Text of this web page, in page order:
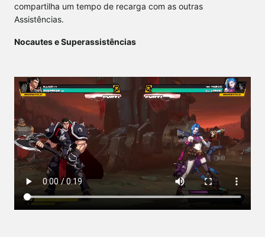
compartilha um tempo de recarga com as outras
Assistências.
Nocautes e Superassistências